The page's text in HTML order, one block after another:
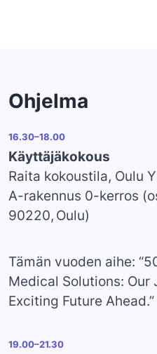
Ohjelma
16.30–18.00
Käyttäjäkokous
Raita kokoustila, Oulu
A-rakennus 0-kerros
90220, Oulu)
Tämän vuoden aihe:
Medical Solutions: Our
Exciting Future Ahead.”
19.00–21.30